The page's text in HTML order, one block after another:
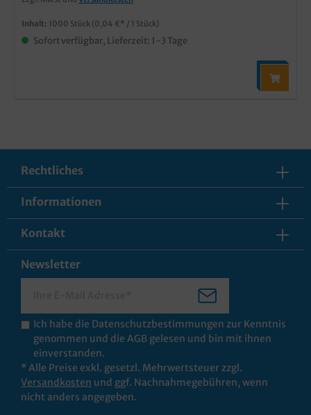
Inhalt: 1000 Stück (0,04 €* / 1 Stück)
Sofort verfügbar, Lieferzeit: 1-3 Tage
Rechtliches
Informationen
Kontakt
Newsletter
Ich habe die Datenschutzbestimmungen zur Kenntnis
genommen und die AGB gelesen und bin mit ihnen
einverstanden.
* Alle Preise exkl. gesetzl. Mehrwertsteuer zzgl.
Versandkosten und ggf. Nachnahmegebühren, wenn
nicht anders angegeben.